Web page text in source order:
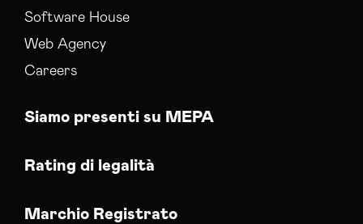
Software House
Web Agency
Careers
Siamo presenti su MEPA
Rating di legalità
Marchio Registrato